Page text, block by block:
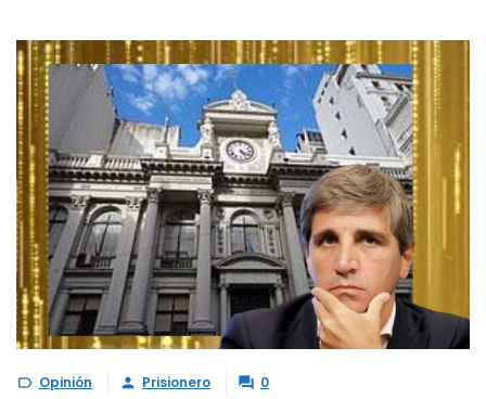
 Opinión  Prisionero  0